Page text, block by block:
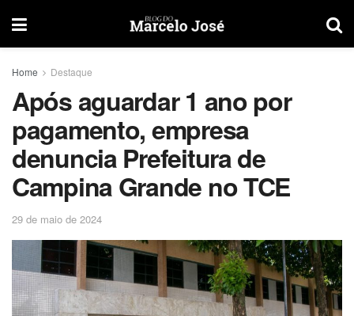
Home Destaque
Após aguardar 1 ano por
pagamento, empresa
denuncia Prefeitura de
Campina Grande no TCE
29 de maio de 2024